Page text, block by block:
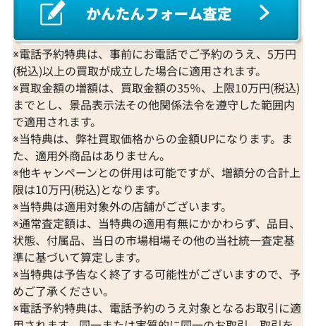
参考買取価格
1,274,000
2026年3月11日時点
参考買取価格
2026年2月11日
K18 ブルートパーズ・ダイヤモンド
65.57・0.26・0.06ct
参考買取価格
K18 トルマリン
参考買取価格
※電話予約特典は、事前にお電話でご予約のうえ、5万円
(税込)以上の買取が成立した場合に適用されます。
※買取金額の増額は、買取金額の35％、上限10万円(税込)
までとし、景品表示法その他関係法令を遵守した範囲内
で適用されます。
※当特典は、弊社買取価格からの金額UPになります。ま
た、適用外商品はありません。
※他キャンペーンとの併用は可能ですが、増額分の合計上
限は10万円(税込)となります。
※当特典は適用対象外の店舗がございます。
※通常査定額は、当特典の適用有無にかかわらず、品目、
状態、付属品、当日の市場相場その他の当社統一査定基
準に基づいて算定します。
※当特典は予告なく終了する可能性がございますので、予
めご了承ください。
※電話予約特典は、電話予約のうえ対象となるお取引に適